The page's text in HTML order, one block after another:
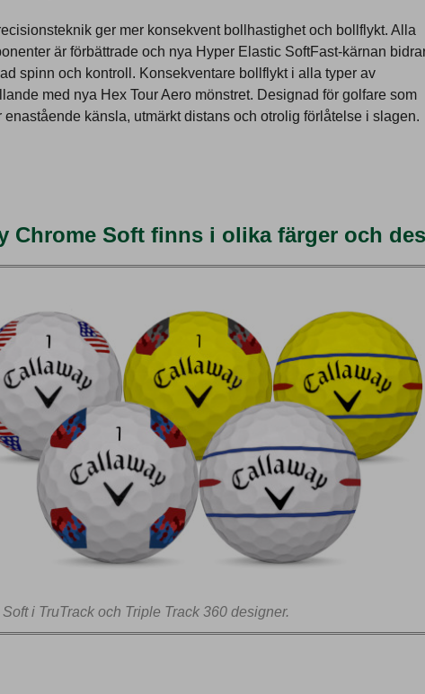
ger mer konsekvent bollhastighet och bollflykt. Alla
är förbättrade och nya Hyper Elastic SoftFast-kärnan
spinn och kontroll. Konsekventare bollflykt i alla typer av
med nya Hex Tour Aero mönstret. Designad för golfare som
enastående känsla, utmärkt distans och otrolig förlåtelse i slagen.
Chrome Soft finns i olika färger och
i TruTrack och Triple Track 360 designer.